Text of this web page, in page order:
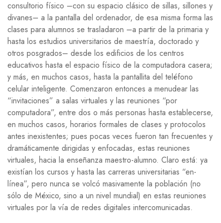
consultorio físico –con su espacio clásico de sillas, sillones y
divanes– a la pantalla del ordenador, de esa misma forma las
clases para alumnos se trasladaron –a partir de la primaria y
hasta los estudios universitarios de maestría, doctorado y
otros posgrados– desde los edificios de los centros
educativos hasta el espacio físico de la computadora casera;
y más, en muchos casos, hasta la pantallita del teléfono
celular inteligente. Comenzaron entonces a menudear las
“invitaciones” a salas virtuales y las reuniones “por
computadora”, entre dos o más personas hasta establecerse,
en muchos casos, horarios formales de clases y protocolos
antes inexistentes; pues pocas veces fueron tan frecuentes y
dramáticamente dirigidas y enfocadas, estas reuniones
virtuales, hacia la enseñanza maestro-alumno. Claro está: ya
existían los cursos y hasta las carreras universitarias “en-
línea”, pero nunca se volcó masivamente la población (no
sólo de México, sino a un nivel mundial) en estas reuniones
virtuales por la vía de redes digitales intercomunicadas.